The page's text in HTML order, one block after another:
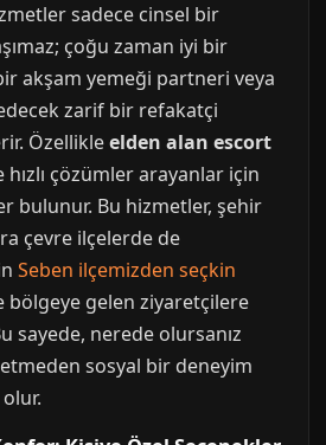
sadece cinsel bir
çoğu zaman iyi bir
akşam yemeği partneri veya
zarif bir refakatçi
Özellikleelden alan escort
çözümler arayanlar için
bulunur. Bu hizmetler, şehir
çevre ilçelerde de
Seben ilçemizden seçkin
bölgeye gelen ziyaretçilere
sayede, nerede olursanız
sosyal bir deneyim